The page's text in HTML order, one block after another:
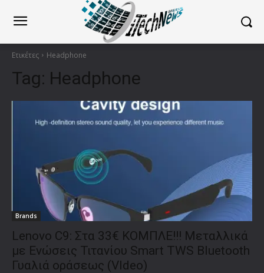
Ετικέτες Headphone
Tag: Headphone
Brands
Lenovo C9: Στα 33€ ΚΟΜΠΛΕ!!! Μεταλλικά
με Ενώσεις Τιτανίου Smart TWS Bluetooth
Γυαλιά οράσεως (VIdeo)